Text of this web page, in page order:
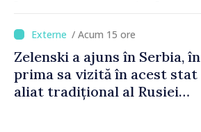
exporturi
/ Acum 15 ore
Zelenski a ajuns în Serbia, în
prima sa vizită în acest stat
aliat tradițional al Rusiei